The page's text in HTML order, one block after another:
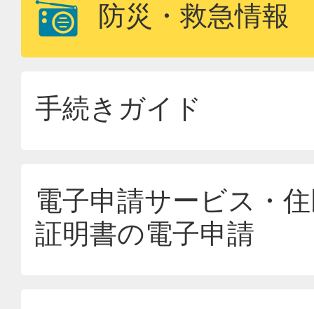
防災・救急情報
手続きガイド
電子申請サービス・
証明書の電子申請